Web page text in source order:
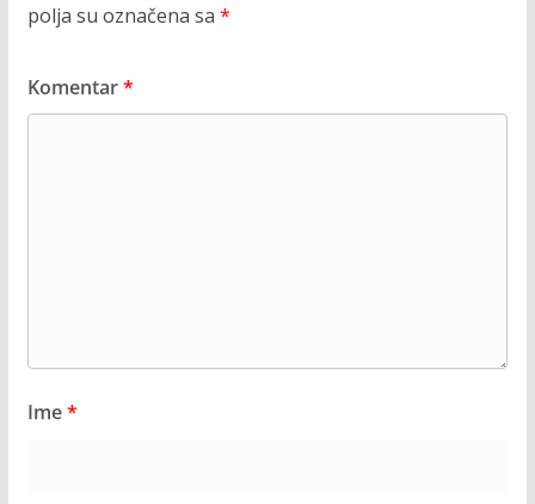
polja su označena sa *
Komentar*
Ime*